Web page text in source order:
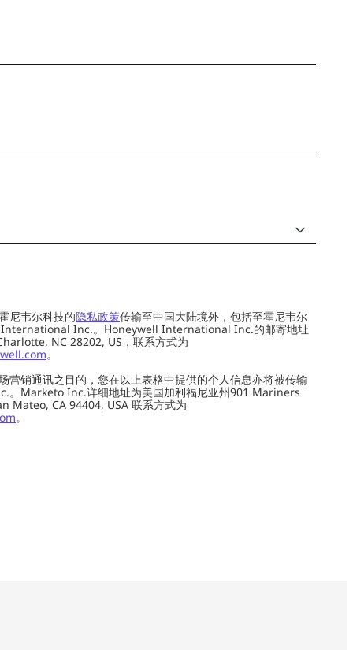
尼韦尔科技的隐私政策传输至中国大陆境外，包括至霍尼韦尔
International Inc.。Honeywell International Inc.的邮寄地址
NC 28202, US，联系方式为
。
营销通讯之目的，您在以上表格中提供的个人信息亦将被传输
。Marketo Inc.详细地址为美国加利福尼亚州901 Mariners
Mateo, CA 94404, USA 联系方式为
。